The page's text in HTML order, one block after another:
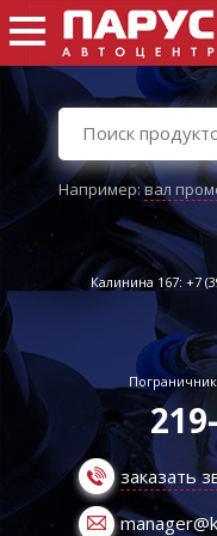
Например:вал
Калинина 167: +7
заказать